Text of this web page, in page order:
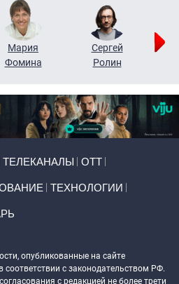
Мария
Фомина
Сергей
Ролин
ТЕЛЕКАНАЛЫ ОТТ
ТЕХНОЛОГИИ
опубликованные на сайте
соответствии с законодательством РФ.
с редакцией не более трети